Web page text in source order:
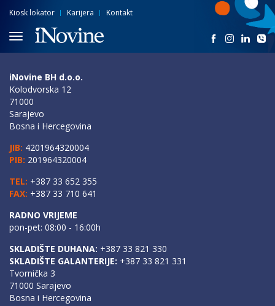
Kiosk lokator Karijera Kontakt
iNovine BH d.o.o.
Kolodvorska 12
71000
Sarajevo
Bosna i Hercegovina
JIB: 4201964320004
PIB: 201964320004
TEL: +387 33 652 355
FAX: +387 33 710 641
RADNO VRIJEME
pon-pet: 08:00 - 16:00h
SKLADIŠTE DUHANA: +387 33 821 330
SKLADIŠTE GALANTERIJE: +387 33 821 331
Tvornička 3
71000 Sarajevo
Bosna i Hercegovina